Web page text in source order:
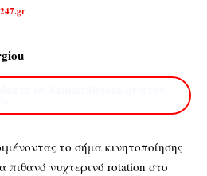
το σήμα κινητοποίησης
πιθανό νυχτερινό rotation στο